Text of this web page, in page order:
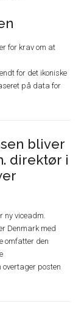
for krav om at
for det ikoniske
på data for
bliver
direktør i
ny viceadm.
Denmark med
omfatter den
posten